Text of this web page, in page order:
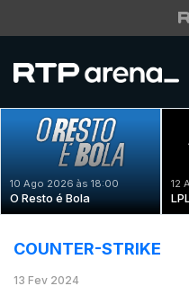
10 Ago 2026 às 18:00
O Resto é Bola
12
COUNTER-STRIKE
13 Fev 2024